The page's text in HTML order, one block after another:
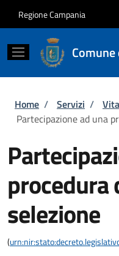
Regione Campania
Briciole di
Home / Servizi /
Partecipazione ad una
procedura
selezione
(